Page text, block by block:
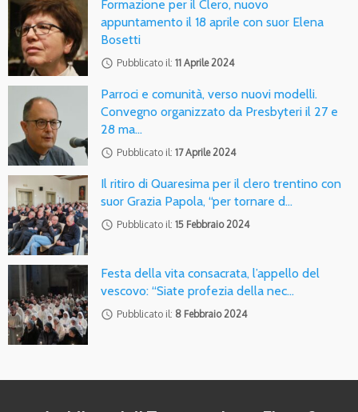
Formazione per il Clero, nuovo
appuntamento il 18 aprile con suor Elena
Bosetti
access_time Pubblicato il: 11 Aprile 2024
Parroci e comunità, verso nuovi modelli.
Convegno organizzato da Presbyteri il 27 e
28 ma…
access_time Pubblicato il: 17 Aprile 2024
Il ritiro di Quaresima per il clero trentino con
suor Grazia Papola, “per tornare d…
access_time Pubblicato il: 15 Febbraio 2024
Festa della vita consacrata, l’appello del
vescovo: “Siate profezia della nec…
access_time Pubblicato il: 8 Febbraio 2024